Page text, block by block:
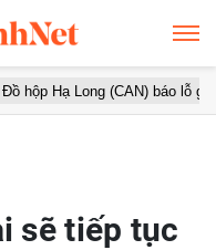
Long (CAN) báo lỗ gần 16 tỷ
sẽ tiếp tục